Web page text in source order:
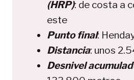
(HRP): de costa a
este
Punto final:
Distancia: unos
Desnivel